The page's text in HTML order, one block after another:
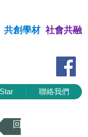
創學材 社會共融
共創學材 社會共融
聯絡我們
回到上一頁